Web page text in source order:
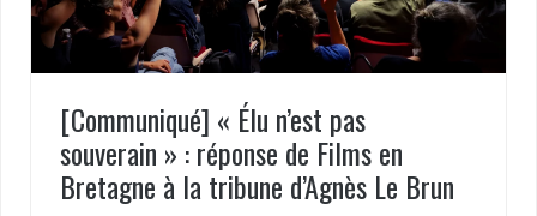
[Communiqué] « Élu n’est pas
souverain » : réponse de Films en
Bretagne à la tribune d’Agnès Le Brun